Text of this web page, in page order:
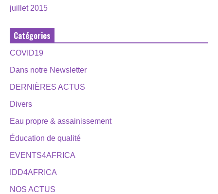
juillet 2015
Catégories
COVID19
Dans notre Newsletter
DERNIÈRES ACTUS
Divers
Eau propre & assainissement
Éducation de qualité
EVENTS4AFRICA
IDD4AFRICA
NOS ACTUS